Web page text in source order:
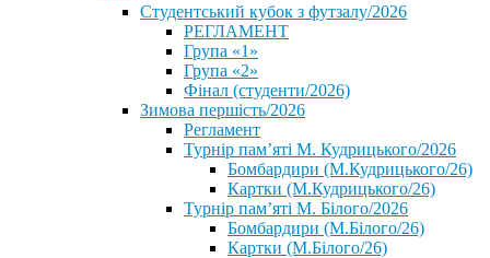
Студентський кубок з футзалу/2026
РЕГЛАМЕНТ
Група «1»
Група «2»
Фінал (студенти/2026)
⁨Зимова першість/2026⁩
Регламент
Турнір пам’яті М. Кудрицького/2026
Бомбардири (М.Кудрицького/26)
Картки (М.Кудрицького/26)
Турнір пам’яті М. Білого/2026
Бомбардири (М.Білого/26)
Картки (М.Білого/26)